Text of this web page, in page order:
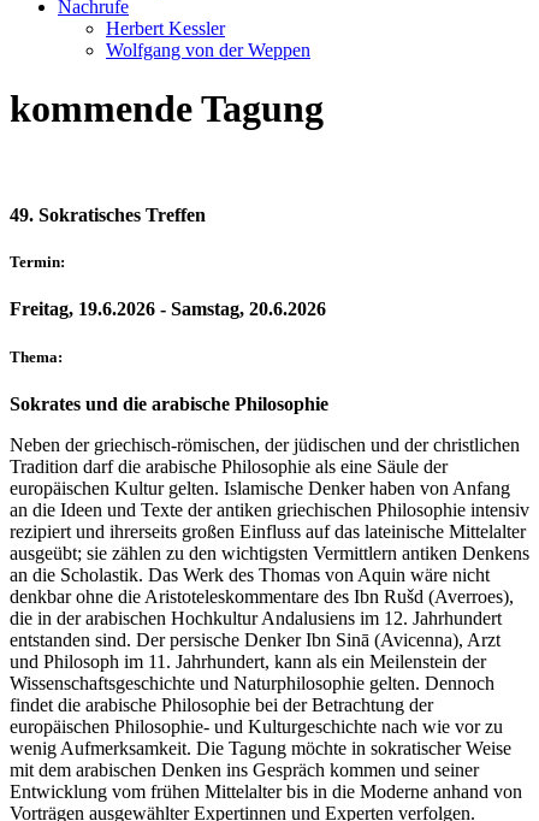
Nachrufe
Herbert Kessler
Wolfgang von der Weppen
kommende Tagung
49. Sokratisches Treffen
Termin:
Freitag, 19.6.2026 - Samstag, 20.6.2026
Thema:
Sokrates und die arabische Philosophie
Neben der griechisch-römischen, der jüdischen und der christlichen
Tradition darf die arabische Philosophie als eine Säule der
europäischen Kultur gelten. Islamische Denker haben von Anfang
an die Ideen und Texte der antiken griechischen Philosophie intensiv
rezipiert und ihrerseits großen Einfluss auf das lateinische Mittelalter
ausgeübt; sie zählen zu den wichtigsten Vermittlern antiken Denkens
an die Scholastik. Das Werk des Thomas von Aquin wäre nicht
denkbar ohne die Aristoteleskommentare des Ibn Rušd (Averroes),
die in der arabischen Hochkultur Andalusiens im 12. Jahrhundert
entstanden sind. Der persische Denker Ibn Sinā (Avicenna), Arzt
und Philosoph im 11. Jahrhundert, kann als ein Meilenstein der
Wissenschaftsgeschichte und Naturphilosophie gelten. Dennoch
findet die arabische Philosophie bei der Betrachtung der
europäischen Philosophie- und Kulturgeschichte nach wie vor zu
wenig Aufmerksamkeit. Die Tagung möchte in sokratischer Weise
mit dem arabischen Denken ins Gespräch kommen und seiner
Entwicklung vom frühen Mittelalter bis in die Moderne anhand von
Vorträgen ausgewählter Expertinnen und Experten verfolgen.